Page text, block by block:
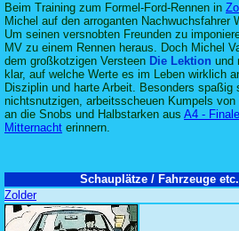
Beim Training zum Formel-Ford-Rennen in
Michel auf den arroganten Nachwuchsfahrer
Um seinen versnobten Freunden zu
MV zu einem Rennen heraus. Doch Michel
dem großkotzigen Versteen Die Lektion und
klar, auf welche Werte es im Leben wirklich
Disziplin und harte Arbeit. Besonders spaßig
nichtsnutzigen, arbeitsscheuen Kumpels von
an die Snobs und Halbstarken aus A4 -
Mitternacht erinnern.
Schauplätze / Fahrzeuge etc.
Zolder